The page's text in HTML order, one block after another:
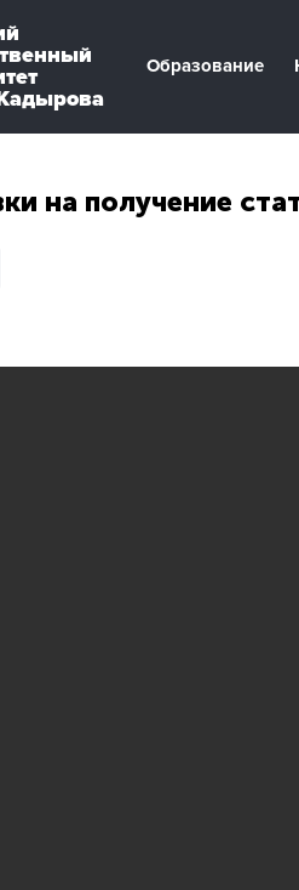
Образование
на получение